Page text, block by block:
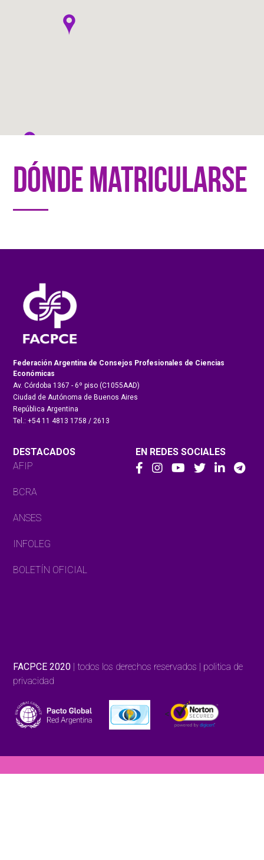
dónde matricularse
Federación Argentina de Consejos Profesionales de Ciencias
Económicas
Av. Córdoba 1367 - 6º piso (C1055AAD)
Ciudad de Autónoma de Buenos Aires
República Argentina
Tel.: +54 11 4813 1758 / 2613
DESTACADOS
AFIP
BCRA
ANSES
INFOLEG
BOLETÍN OFICIAL
EN REDES SOCIALES
FACPCE 2020 | todos los derechos reservados | politica de
privacidad
<